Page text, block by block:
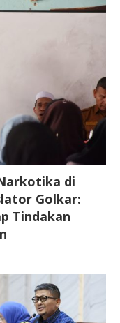
di
Golkar:
Tindakan